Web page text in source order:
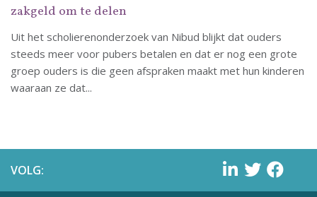
zakgeld om te delen
Uit het scholierenonderzoek van Nibud blijkt dat ouders
steeds meer voor pubers betalen en dat er nog een grote
groep ouders is die geen afspraken maakt met hun kinderen
waaraan ze dat...
VOLG: